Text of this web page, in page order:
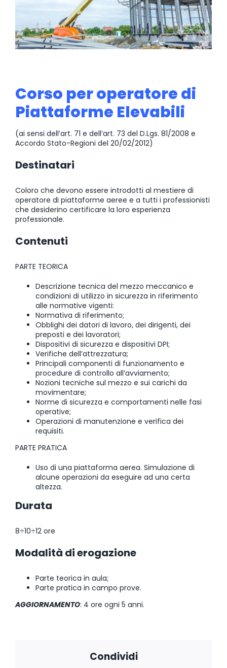
EVENTI NOVITÀ
CONTATTI
Corso per operatore di
Piattaforme Elevabili
(ai sensi dell’art. 71 e dell’art. 73 del D.Lgs. 81/2008 e
Accordo Stato-Regioni del 20/02/2012)
Destinatari
Coloro che devono essere introdotti al mestiere di
operatore di piattaforme aeree e a tutti i professionisti
che desiderino certificare la loro esperienza
professionale.
Contenuti
PARTE TEORICA
Descrizione tecnica del mezzo meccanico e
condizioni di utilizzo in sicurezza in riferimento
alle normative vigenti:
Normativa di riferimento;
Obblighi dei datori di lavoro, dei dirigenti, dei
preposti e dei lavoratori;
Dispositivi di sicurezza e dispositivi DPI;
Verifiche dell’attrezzatura;
Principali componenti di funzionamento e
procedure di controllo all’avviamento;
Nozioni tecniche sul mezzo e sui carichi da
movimentare;
Norme di sicurezza e comportamenti nelle fasi
operative;
Operazioni di manutenzione e verifica dei
requisiti.
PARTE PRATICA
Uso di una piattaforma aerea. Simulazione di
alcune operazioni da eseguire ad una certa
altezza.
Durata
8÷10÷12 ore
Modalità di erogazione
Parte teorica in aula;
Parte pratica in campo prove.
AGGIORNAMENTO: 4 ore ogni 5 anni.
Condividi